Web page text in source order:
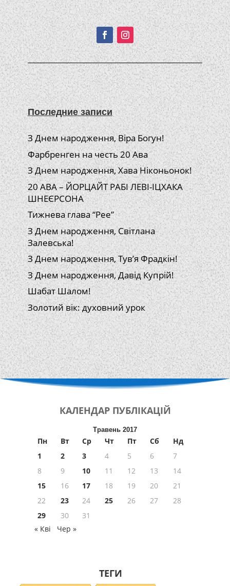
Подписывайтесь!
Последние записи
З Днем народження, Віра Богун!
Фарбренген на честь 20 Ава
З Днем народження, Хава Ніконьонок!
20 АВА – ЙОРЦАЙТ РАБІ ЛЕВІ-ІЦХАКА
ШНЕЄРСОНА
Тижнева глава “Рее”
З Днем народження, Світлана
Залевська!
З Днем народження, Тув’я Фрадкін!
З Днем народження, Давід Купрій!
Шабат Шалом!
Золотий вік: духовний урок
КАЛЕНДАР ПУБЛІКАЦІЙ
Травень 2017
Пн Вт Ср Чт Пт Сб
Нд
1
2 3 4 5 6
7
8
9 10 11 12 13
14
15
16 17 18 19 20
21
22
23 24 25 26 27
28
29
30
31
« Кві
Чер »
ТЕГИ